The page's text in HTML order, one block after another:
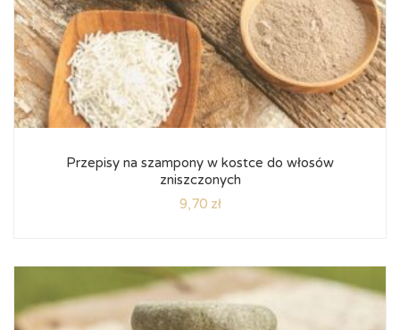
Przepisy na szampony w kostce do włosów
zniszczonych
9,70 zł